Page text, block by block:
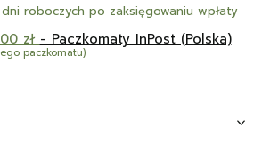
roboczych po zaksięgowaniu wpłaty
zł - Paczkomaty InPost (Polska)
paczkomatu)